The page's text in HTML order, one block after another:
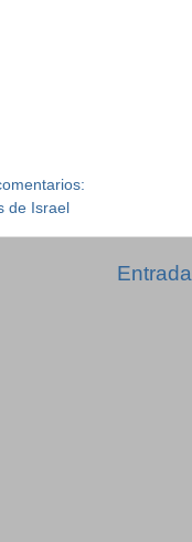
de Israel